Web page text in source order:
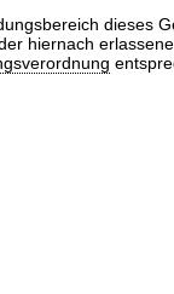
dieses
hiernach